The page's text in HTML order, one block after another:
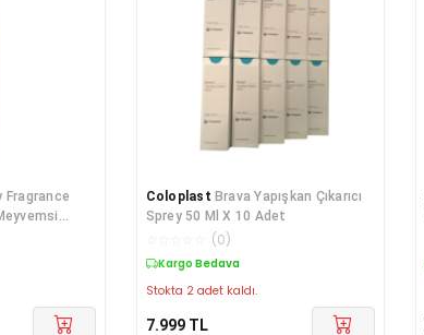
Fragrance
Coloplast Brava Yapışkan Çıkarıcı
Sprey 50 Ml X 10 Adet
(0)
Kargo Bedava
Stokta 2 adet kaldı.
7.999 TL